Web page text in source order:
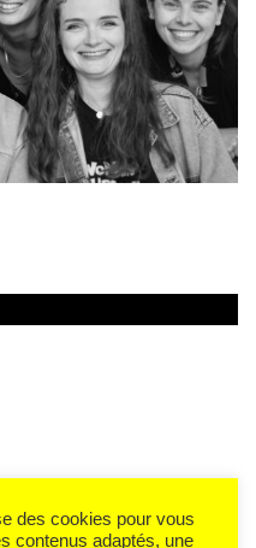
des cookies pour vous
contenus adaptés, une